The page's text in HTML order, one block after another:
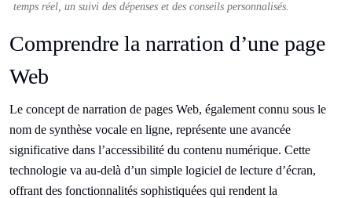
temps réel, un suivi des dépenses et des conseils personnalisés.
Comprendre la narration d’une page
Web
Le concept de narration de pages Web, également connu sous le
nom de synthèse vocale en ligne, représente une avancée
significative dans l’accessibilité du contenu numérique. Cette
technologie va au-delà d’un simple logiciel de lecture d’écran,
offrant des fonctionnalités sophistiquées qui rendent la